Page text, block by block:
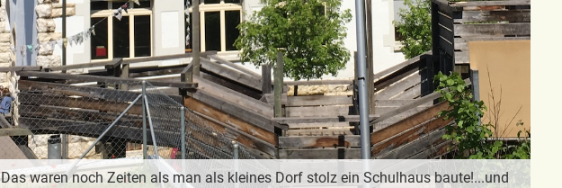
Das waren noch Zeiten als man als kleines Dorf stolz ein Schulhaus baute!...und